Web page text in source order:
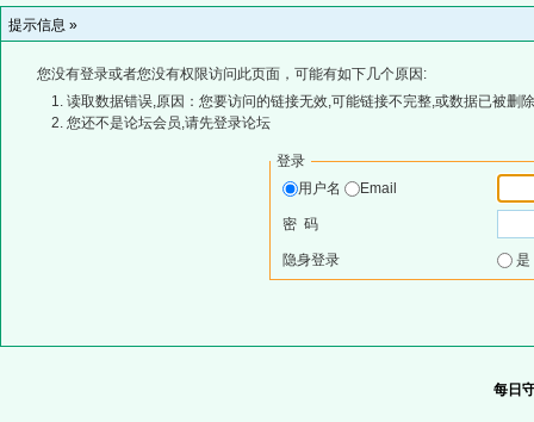
提示信息 »
您没有登录或者您没有权限访问此页面，可能有如下几个原因:
读取数据错误,原因：您要访问的链接无效,可能链接不完整,或数据已被删
您还不是论坛会员,请先登录论坛
登录
用户名
Email
密 码
隐身登录
每日